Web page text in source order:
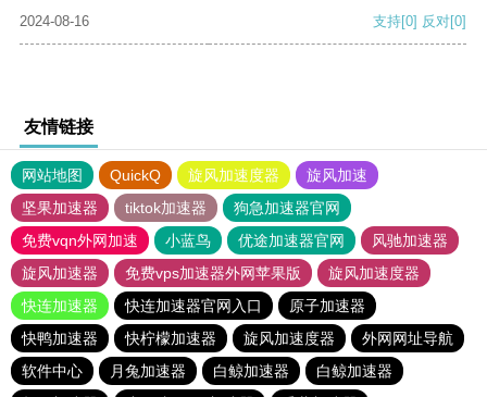
2024-08-16
支持[0] 反对[0]
友情链接
网站地图 QuickQ 旋风加速度器
旋风加速
坚果加速器
tiktok加速器
狗急加速器官网
免费vqn外网加速
小蓝鸟 优途加速器官网
风驰加速器
旋风加速器
免费vps加速器外网苹果版
旋风加速度器
快连加速器
快连加速器官网入口
原子加速器
快鸭加速器
快柠檬加速器 旋风加速度器
外网网址导航
软件中心
月兔加速器 白鲸加速器
白鲸加速器